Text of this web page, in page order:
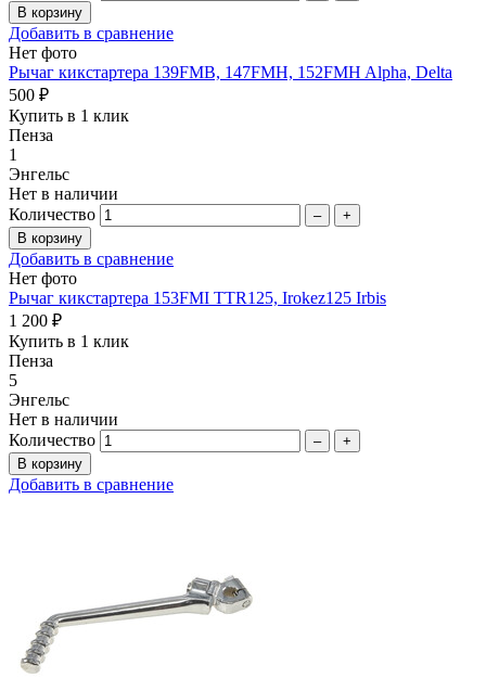
Добавить в сравнение
Нет фото
Рычаг кикстартера 139FMB, 147FMH, 152FMH Alpha, Delta
500 ₽
Купить в 1 клик
Пенза
1
Энгельс
Нет в наличии
Количество
– +
Добавить в сравнение
Нет фото
Рычаг кикстартера 153FMI TTR125, Irokez125 Irbis
1 200 ₽
Купить в 1 клик
Пенза
5
Энгельс
Нет в наличии
Количество
– +
Добавить в сравнение